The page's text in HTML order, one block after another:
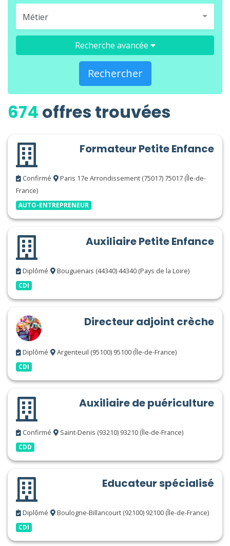
Métier
Recherche avancée
Rechercher
674 offres trouvées
Formateur Petite Enfance
Confirmé
Paris 17e Arrondissement (75017) 75017 (Île-de-
France)
AUTO-ENTREPRENEUR
Auxiliaire Petite Enfance
Diplômé Bouguenais (44340) 44340 (Pays de la Loire)
CDI
Directeur adjoint crèche
Diplômé Argenteuil (95100) 95100 (Île-de-France)
CDI
Auxiliaire de puériculture
Confirmé Saint-Denis (93210) 93210 (Île-de-France)
CDD
Educateur spécialisé
Diplômé Boulogne-Billancourt (92100) 92100 (Île-de-France)
CDI